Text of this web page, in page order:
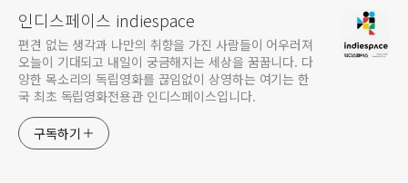
인디스페이스 indiespace
편견 없는 생각과 나만의 취향을 가진 사람들이 어우러져
오늘이 기대되고 내일이 궁금해지는 세상을 꿈꿉니다. 다
양한 목소리의 독립영화를 끊임없이 상영하는 여기는 한
국 최초 독립영화전용관 인디스페이스입니다.
구독하기